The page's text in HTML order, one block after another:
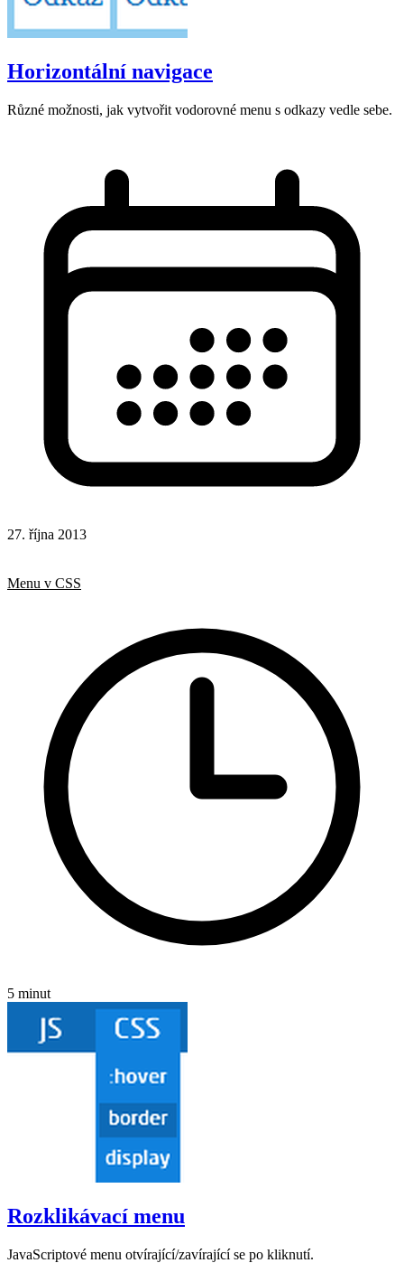
Horizontální navigace
Různé možnosti, jak vytvořit vodorovné menu s odkazy vedle sebe.
27. října 2013
Menu v CSS
5 minut
Rozklikávací menu
JavaScriptové menu otvírající/zavírající se po kliknutí.